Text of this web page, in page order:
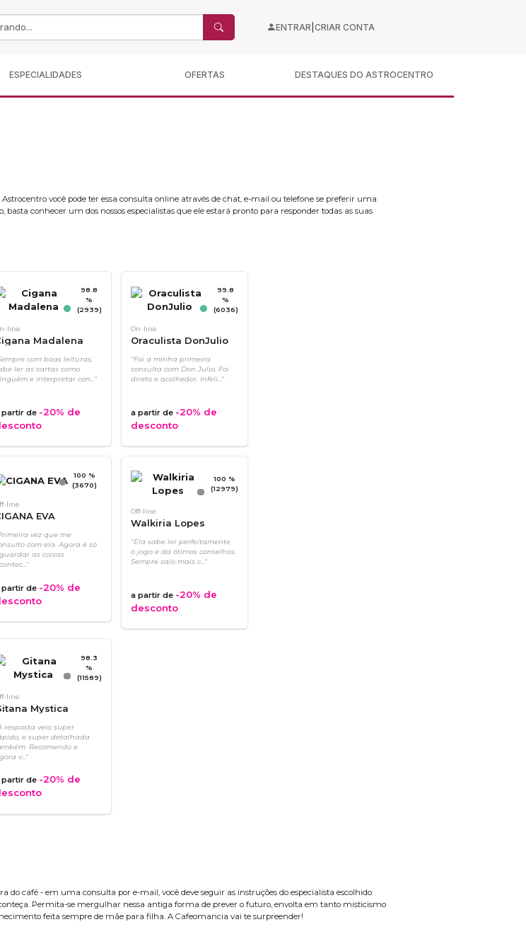
ENTRAR CRIAR CONTA
ESPECIALIDADES OFERTAS DESTAQUES DO ASTROCENTRO
você pode ter essa consulta online através de chat, e-mail ou telefone se preferir uma
conhecer um dos nossos especialistas que ele estará pronto para responder todas as suas
98.8
%
(2939)
line
Madalena
com boas leituras,
ler as cartas como
e interpretar con..."
partir de -20% de
99.8
%
(6036)
On-line
Oraculista DonJulio
"Foi a minha primeira
consulta com Don Julio. Foi
direto e acolhedor. Infeli..."
a partir de -20% de
desconto
100 %
(3670)
line
EVA
vez que me
com ela. Agora é só
as coisas
partir de -20% de
100 %
(12979)
Off-line
Walkiria Lopes
"Ela sabe ler perfeitamente
o jogo e da ótimos conselhos.
Sempre saio mais c..."
a partir de -20% de
desconto
98.3
%
(11589)
line
Mystica
resposta veio super
e super detalhada
Recomendo e
v..."
partir de -20% de
do café - em uma consulta por e-mail, você deve seguir as instruções do especialista escolhido
Permita-se mergulhar nessa antiga forma de prever o futuro, envolta em tanto misticismo
feita sempre de mãe para filha. A Cafeomancia vai te surpreender!